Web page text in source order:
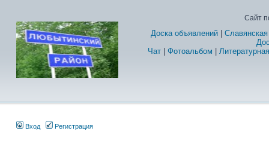
Сайт
Доска объявлений
Чат
Фотоальбом
Вход Регистрация